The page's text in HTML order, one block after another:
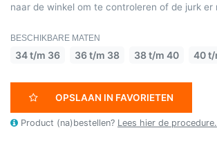
naar de winkel om te controleren of de jurk er
BESCHIKBARE MATEN
34 t/m 36 36 t/m 38 38 t/m 40 40 t/
OPSLAAN IN FAVORIETEN
Product (na)bestellen? Lees hier de procedure.